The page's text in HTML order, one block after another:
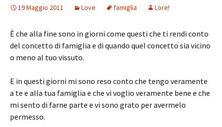
19 Maggio 2011 Love famiglia Lore!
È che alla fine sono in giorni come questi che ti rendi conto
del concetto di famiglia e di quando quel concetto sia vicino
o meno al tuo vissuto.
E in questi giorni mi sono reso conto che tengo veramente
a te e alla tua famiglia e che vi voglio veramente bene e che
mi sento di farne parte e vi sono grato per avermelo
permesso.